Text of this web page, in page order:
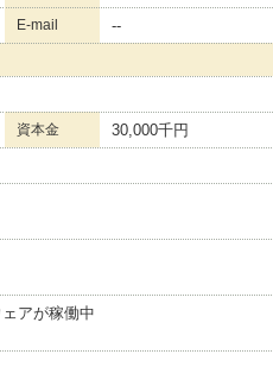
E-mail --
資本金 30,000千円
ェアが稼働中